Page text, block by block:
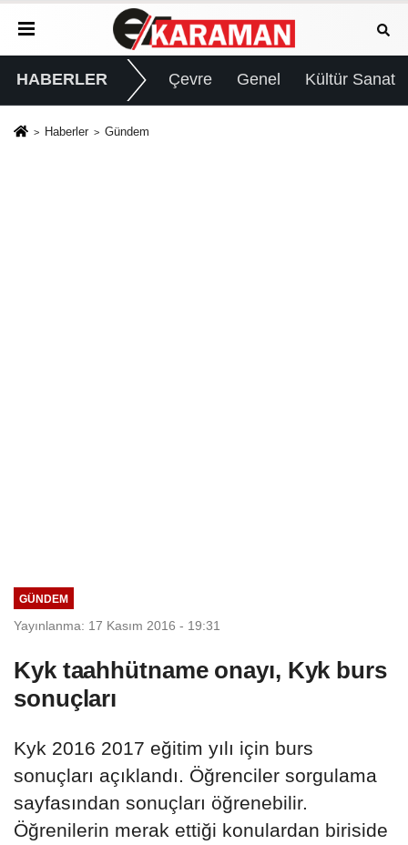
HABERLER Çevre Genel Kültür Sanat
Haberler Gündem
GÜNDEM
Yayınlanma: 17 Kasım 2016 - 19:31
Kyk taahhütname onayı, Kyk burs
sonuçları
Kyk 2016 2017 eğitim yılı için burs
sonuçları açıklandı. Öğrenciler sorgulama
sayfasından sonuçları öğrenebilir.
Öğrenilerin merak ettiği konulardan biriside